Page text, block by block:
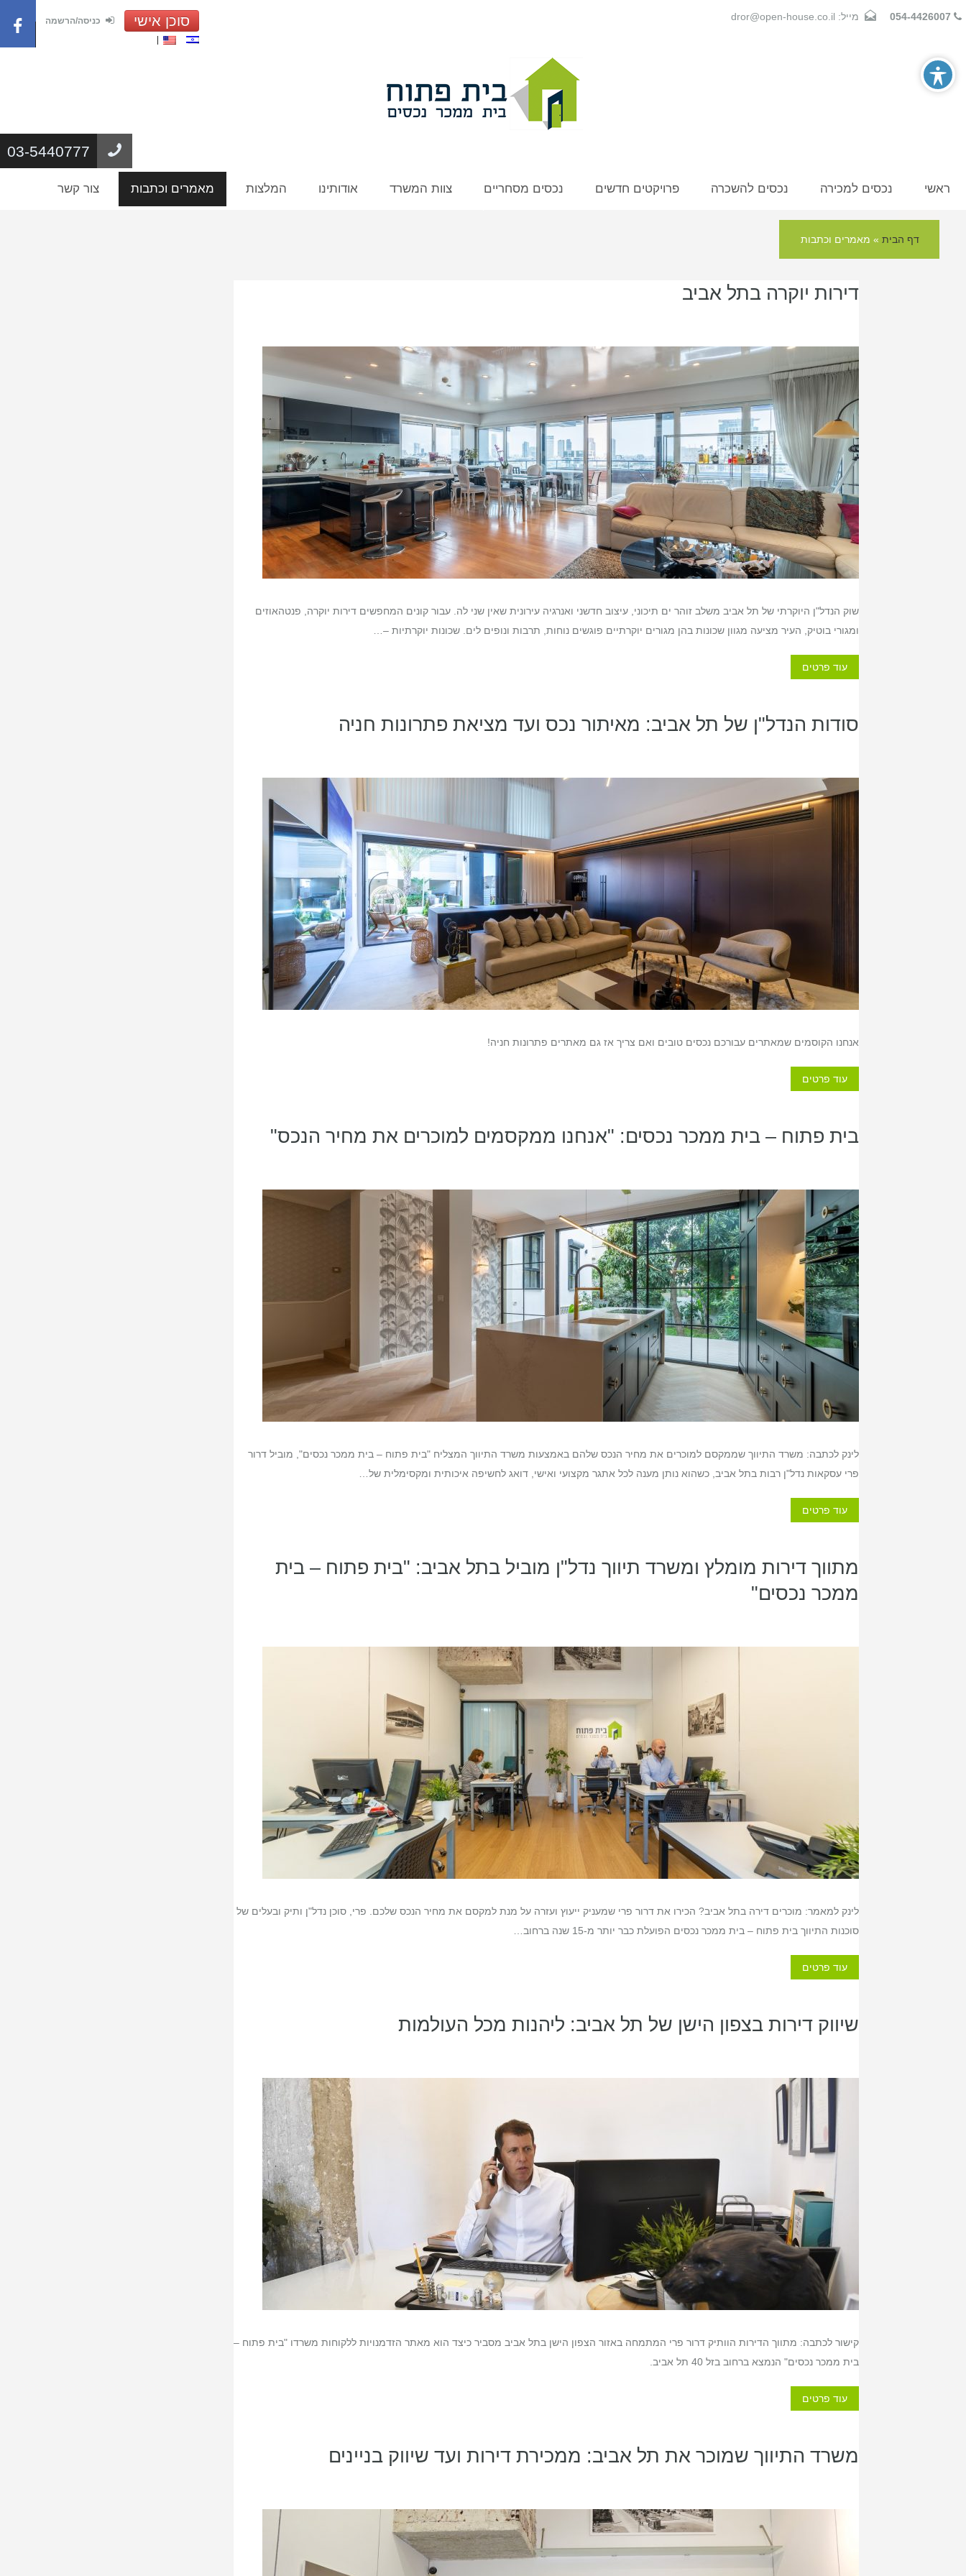
054-4426007 מייל: dror@open-house.co.il סוכן אישי כניסה/הרשמה
03-5440777
ראשי נכסים למכירה נכסים להשכרה פרויקטים חדשים נכסים מסחריים צוות המשרד אודותינו המלצות מאמרים וכתבות צור קשר
דף הבית » מאמרים וכתבות
דירות יוקרה בתל אביב
שוק הנדל"ן היוקרתי של תל אביב משלב זוהר ים תיכוני, עיצוב חדשני ואנרגיה עירונית שאין שני לה. עבור קונים המחפשים דירות יוקרה, פנטהאוזים
ומגורי בוטיק, העיר מציעה מגוון שכונות בהן מגורים יוקרתיים פוגשים נוחות, תרבות ונופים לים. שכונות יוקרתיות –…
עוד פרטים
סודות הנדל"ן של תל אביב: מאיתור נכס ועד מציאת פתרונות חניה
אנחנו הקוסמים שמאתרים עבורכם נכסים טובים ואם צריך אז גם מאתרים פתרונות חניה!
עוד פרטים
בית פתוח – בית ממכר נכסים: "אנחנו ממקסמים למוכרים את מחיר הנכס"
לינק לכתבה: משרד התיווך שממקסם למוכרים את מחיר הנכס שלהם באמצעות משרד התיווך המצליח "בית פתוח – בית ממכר נכסים", מוביל דרור
פרי עסקאות נדל"ן רבות בתל אביב, כשהוא נותן מענה לכל אתגר מקצועי ואישי, דואג לחשיפה איכותית ומקסימלית של…
עוד פרטים
מתווך דירות מומלץ ומשרד תיווך נדל"ן מוביל בתל אביב: "בית פתוח – בית
ממכר נכסים"
לינק למאמר: מוכרים דירה בתל אביב? הכירו את דרור פרי שמעניק ייעוץ ועזרה על מנת למקסם את מחיר הנכס שלכם. פרי, סוכן נדל"ן ותיק ובעלים של
סוכנות התיווך בית פתוח – בית ממכר נכסים הפועלת כבר יותר מ-15 שנה ברחוב…
עוד פרטים
שיווק דירות בצפון הישן של תל אביב: ליהנות מכל העולמות
קישור לכתבה: מתווך הדירות הוותיק דרור פרי המתמחה באזור הצפון הישן בתל אביב מסביר כיצד הוא מאתר הזדמנויות ללקוחות משרדו "בית פתוח –
בית ממכר נכסים" הנמצא ברחוב בזל 40 תל אביב.
עוד פרטים
משרד התיווך שמוכר את תל אביב: ממכירת דירות ועד שיווק בניינים